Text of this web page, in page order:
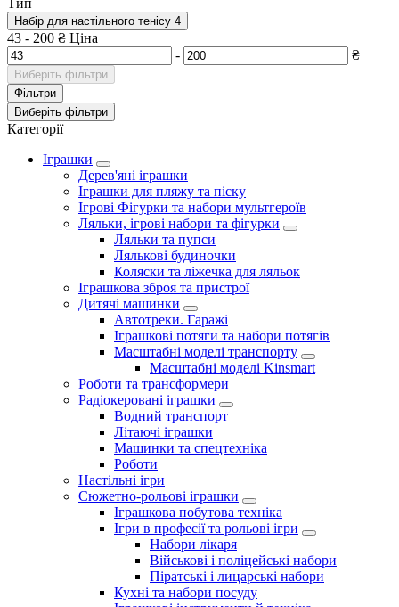
Набір для настільного тенісу 4
43 - 200 ₴ Ціна
-
₴
Виберіть фільтри
Фільтри
Виберіть фільтри
Категорії
Іграшки
Дерев'яні іграшки
Іграшки для пляжу та піску
Ігрові Фігурки та набори мультгероїв
Ляльки, ігрові набори та фігурки
Ляльки та пупси
Лялькові будиночки
Коляски та ліжечка для ляльок
Іграшкова зброя та пристрої
Дитячі машинки
Автотреки. Гаражі
Іграшкові потяги та набори потягів
Масштабні моделі транспорту
Масштабні моделі Kinsmart
Роботи та трансформери
Радіокеровані іграшки
Водний транспорт
Літаючі іграшки
Машинки та спецтехніка
Роботи
Настільні ігри
Сюжетно-рольові іграшки
Іграшкова побутова техніка
Ігри в професії та рольові ігри
Набори лікаря
Військові і поліцейські набори
Піратські і лицарські набори
Кухні та набори посуду